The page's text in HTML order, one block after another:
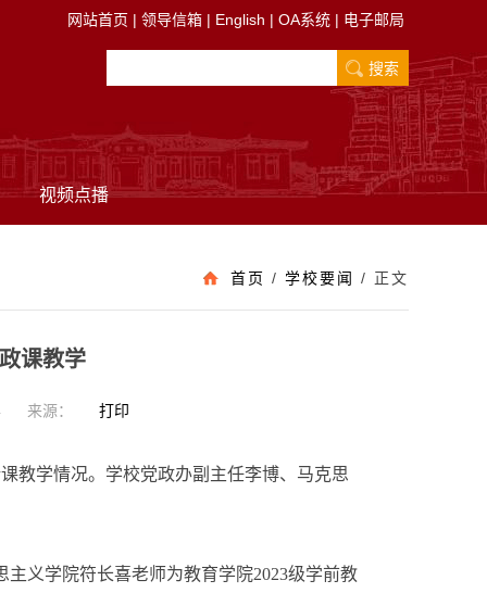
网站首页 | 领导信箱| English | OA系统| 电子邮局
视频点播
首页 / 学校要闻 / 正文
课教学
来源： 打印
教学情况。学校党政办副主任李博、马克思
主义学院符长喜老师为教育学院2023级学前教